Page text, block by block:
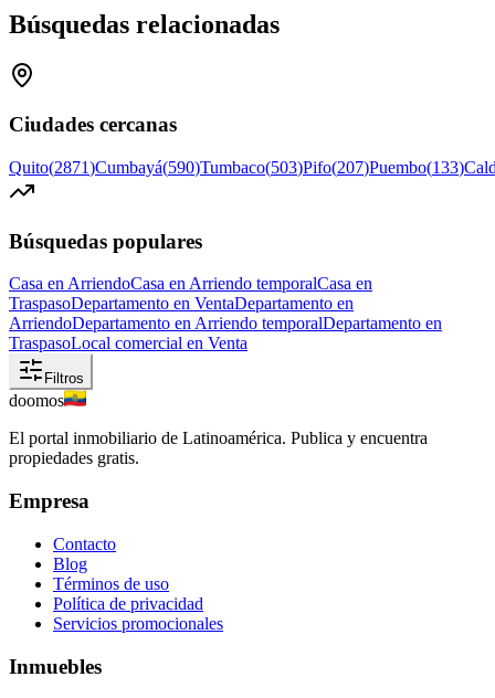
Búsquedas relacionadas
Ciudades cercanas
Quito(2871)Cumbayá(590)Tumbaco(503)Pifo(207)Puembo(133)
Búsquedas populares
Casa en ArriendoCasa en Arriendo temporalCasa en
TraspasoDepartamento en VentaDepartamento en
ArriendoDepartamento en Arriendo temporalDepartamento en
TraspasoLocal comercial en Venta
Filtros
doomos
El portal inmobiliario de Latinoamérica. Publica y encuentra
propiedades gratis.
Empresa
Contacto
Blog
Términos de uso
Política de privacidad
Servicios promocionales
Inmuebles